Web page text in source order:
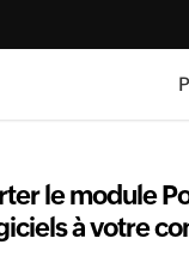
le module
à votre